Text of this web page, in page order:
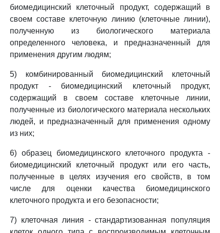
биомедицинский клеточный продукт, содержащий в
своем составе клеточную линию (клеточные линии),
полученную из биологического материала
определенного человека, и предназначенный для
применения другим людям;
5) комбинированный биомедицинский клеточный
продукт - биомедицинский клеточный продукт,
содержащий в своем составе клеточные линии,
полученные из биологического материала нескольких
людей, и предназначенный для применения одному
из них;
6) образец биомедицинского клеточного продукта -
биомедицинский клеточный продукт или его часть,
полученные в целях изучения его свойств, в том
числе для оценки качества биомедицинского
клеточного продукта и его безопасности;
7) клеточная линия - стандартизованная популяция